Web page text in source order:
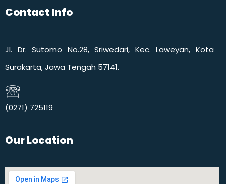
Contact Info
Jl. Dr. Sutomo No.28, Sriwedari, Kec. Laweyan, Kota
Surakarta, Jawa Tengah 57141.
(0271) 725119​
Our Location